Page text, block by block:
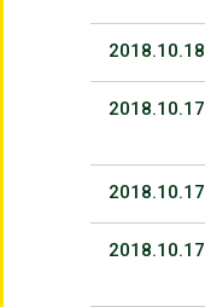
2018.10.18
2018.10.17
2018.10.17
2018.10.17